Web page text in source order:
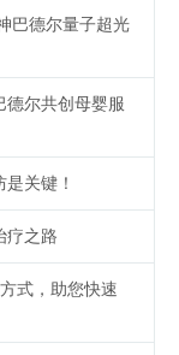
巴德尔量子超光
德尔共创母婴服
关键！
疗之路
式，助您快速